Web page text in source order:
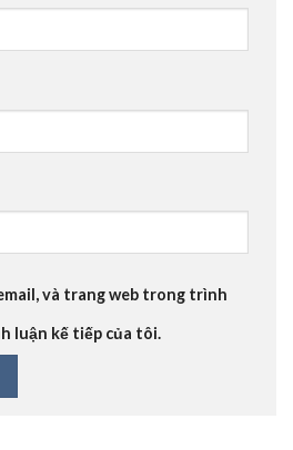
và trang web trong trình
luận kế tiếp của tôi.